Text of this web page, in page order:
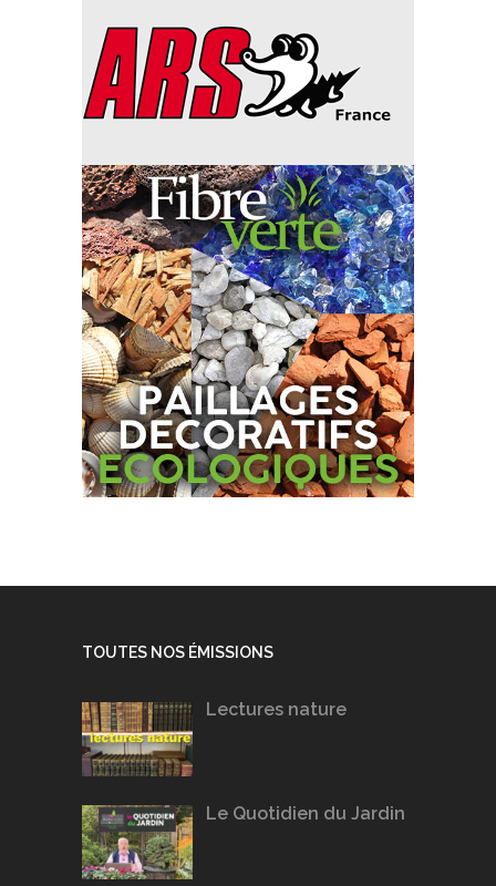
TOUTES NOS ÉMISSIONS
Lectures nature
Le Quotidien du Jardin